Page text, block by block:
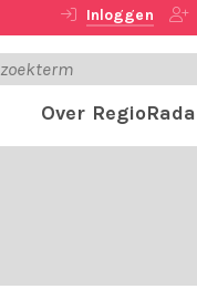
Inloggen
Over